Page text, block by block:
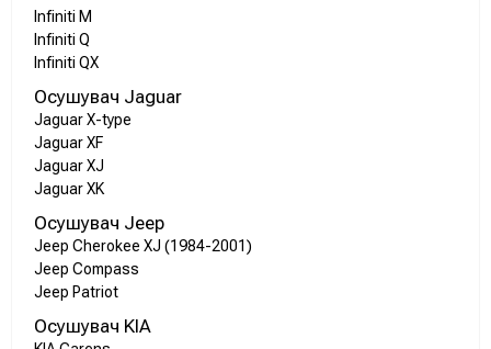
Infiniti M
Infiniti Q
Infiniti QX
Осушувач Jaguar
Jaguar X-type
Jaguar XF
Jaguar XJ
Jaguar XK
Осушувач Jeep
Jeep Cherokee XJ (1984-2001)
Jeep Compass
Jeep Patriot
Осушувач KIA